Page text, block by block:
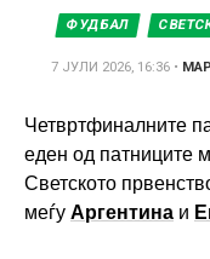
ФУДБАЛ
7 ЈУЛИ 2026, 16:36 •
Четвртфиналните
еден од патниците
Светското
меѓу Аргентина и